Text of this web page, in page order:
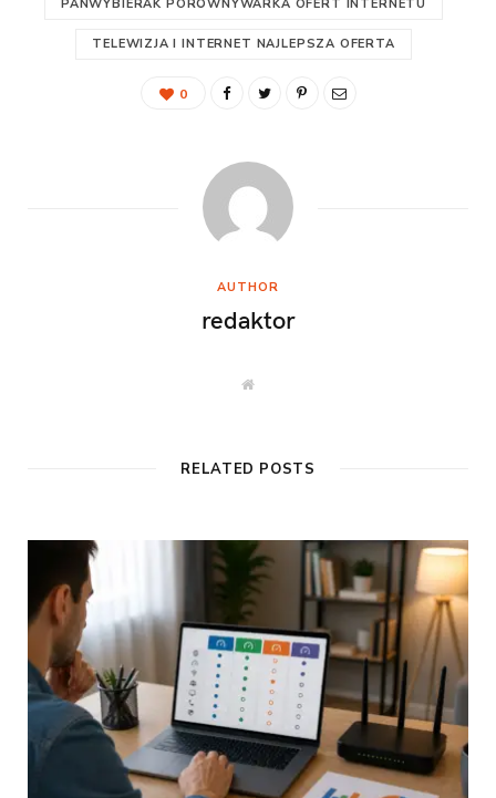
PANWYBIERAK PORÓWNYWARKA OFERT INTERNETU
TELEWIZJA I INTERNET NAJLEPSZA OFERTA
0
AUTHOR
redaktor
W
RELATED POSTS